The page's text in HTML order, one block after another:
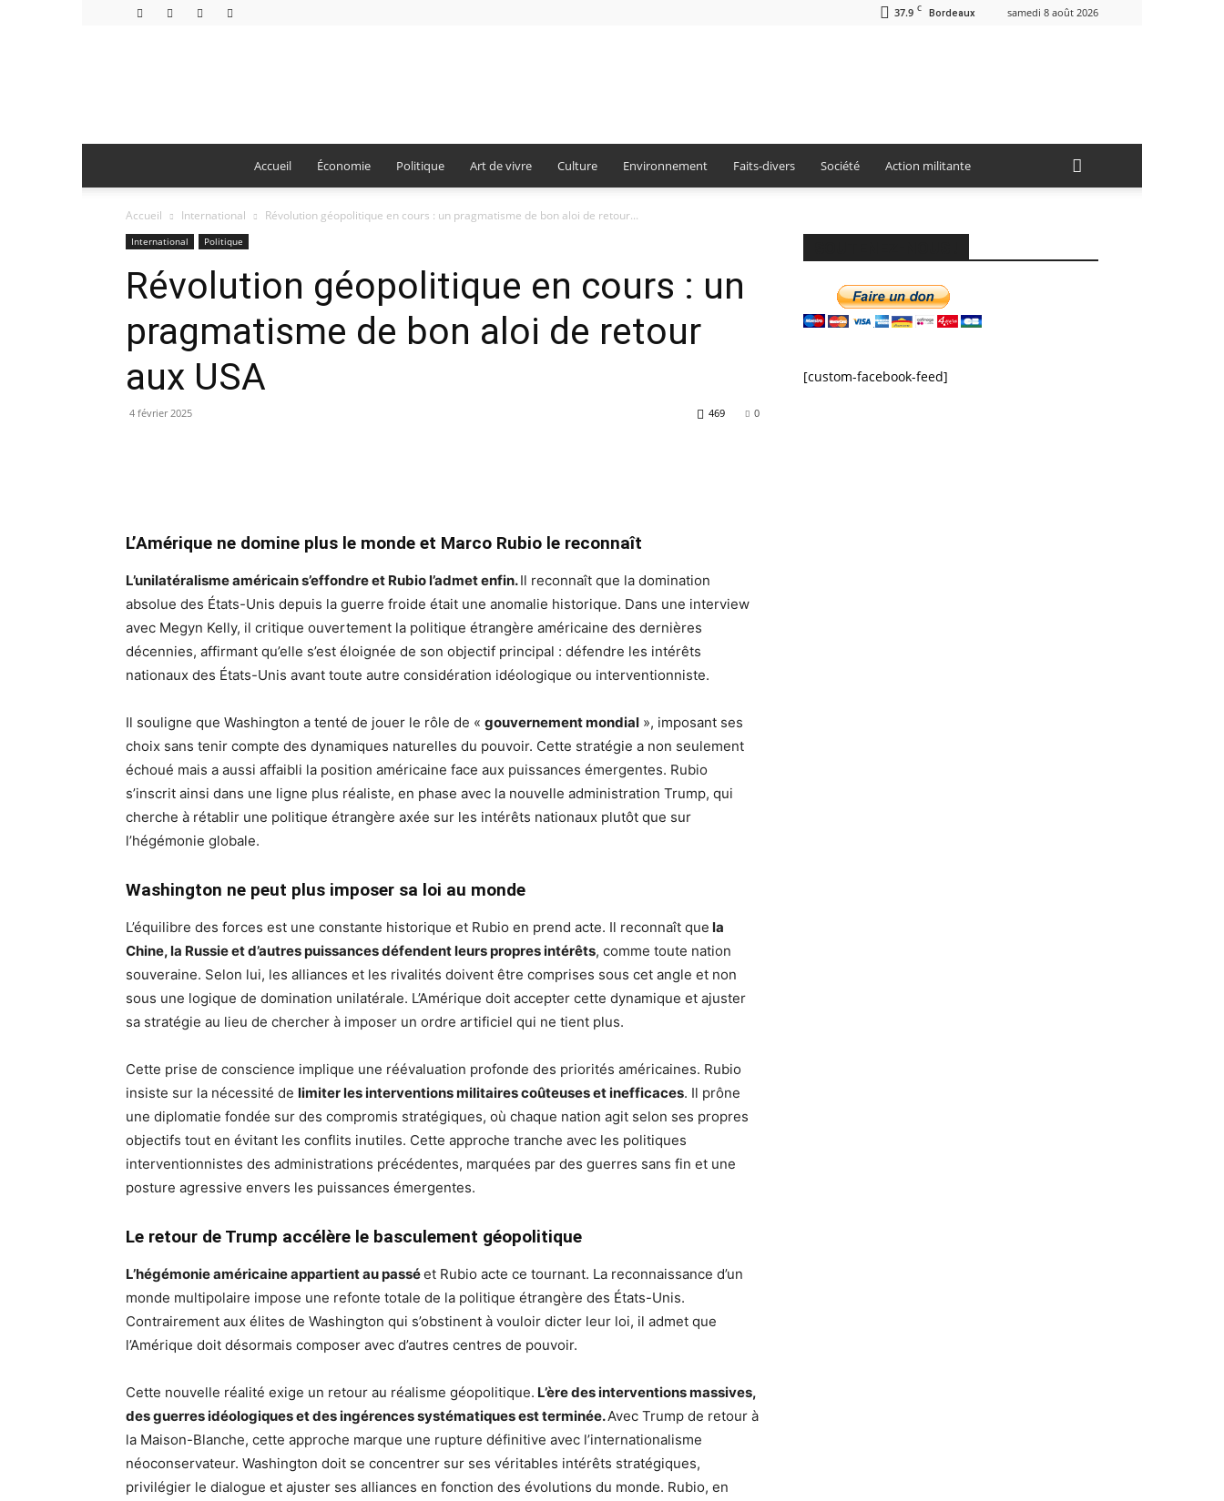
37.9 C Bordeaux samedi 8 août 2026
Burdigala
Accueil Économie Politique Art de vivre Culture Environnement Faits-divers Société Action militante
Accueil International Révolution géopolitique en cours : un pragmatisme de bon aloi de retour...
International Politique
Révolution géopolitique en cours : un
pragmatisme de bon aloi de retour
aux USA
4 février 2025 0
469
L’Amérique ne domine plus le monde et Marco Rubio le reconnaît
L’unilatéralisme américain s’effondre et Rubio l’admet enfin.Il reconnaît que la domination
absolue des États-Unis depuis la guerre froide était une anomalie historique. Dans une interview
avec Megyn Kelly, il critique ouvertement la politique étrangère américaine des dernières
décennies, affirmant qu’elle s’est éloignée de son objectif principal : défendre les intérêts
nationaux des États-Unis avant toute autre considération idéologique ou interventionniste.
Il souligne que Washington a tenté de jouer le rôle de « gouvernement mondial », imposant ses
choix sans tenir compte des dynamiques naturelles du pouvoir. Cette stratégie a non seulement
échoué mais a aussi affaibli la position américaine face aux puissances émergentes. Rubio
s’inscrit ainsi dans une ligne plus réaliste, en phase avec la nouvelle administration Trump, qui
cherche à rétablir une politique étrangère axée sur les intérêts nationaux plutôt que sur
l’hégémonie globale.
Washington ne peut plus imposer sa loi au monde
L’équilibre des forces est une constante historique et Rubio en prend acte. Il reconnaît que la
Chine, la Russie et d’autres puissances défendent leurs propres intérêts, comme toute nation
souveraine. Selon lui, les alliances et les rivalités doivent être comprises sous cet angle et non
sous une logique de domination unilatérale. L’Amérique doit accepter cette dynamique et ajuster
sa stratégie au lieu de chercher à imposer un ordre artificiel qui ne tient plus.
Cette prise de conscience implique une réévaluation profonde des priorités américaines. Rubio
insiste sur la nécessité de limiter les interventions militaires coûteuses et inefficaces. Il prône
une diplomatie fondée sur des compromis stratégiques, où chaque nation agit selon ses propres
objectifs tout en évitant les conflits inutiles. Cette approche tranche avec les politiques
interventionnistes des administrations précédentes, marquées par des guerres sans fin et une
posture agressive envers les puissances émergentes.
Le retour de Trump accélère le basculement géopolitique
L’hégémonie américaine appartient au passéet Rubio acte ce tournant. La reconnaissance d’un
monde multipolaire impose une refonte totale de la politique étrangère des États-Unis.
Contrairement aux élites de Washington qui s’obstinent à vouloir dicter leur loi, il admet que
l’Amérique doit désormais composer avec d’autres centres de pouvoir.
Cette nouvelle réalité exige un retour au réalisme géopolitique. L’ère des interventions massives,
des guerres idéologiques et des ingérences systématiques est terminée.Avec Trump de retour à
la Maison-Blanche, cette approche marque une rupture définitive avec l’internationalisme
néoconservateur. Washington doit se concentrer sur ses véritables intérêts stratégiques,
privilégier le dialogue et ajuster ses alliances en fonction des évolutions du monde. Rubio, en
[custom-facebook-feed]